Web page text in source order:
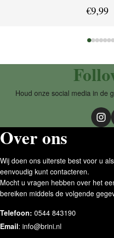
€9,99
Houd onze social media in de
Over ons
Wij doen ons uiterste best voor u
eenvoudig kunt contacteren.
Mocht u vragen hebben over het
bereiken middels de volgende
Telefoon: 0544 843190
Email: info@brini.nl